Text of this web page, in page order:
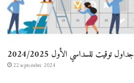
جداول توقيت للسداسي الأول 2024/2025
22 septembre 2024